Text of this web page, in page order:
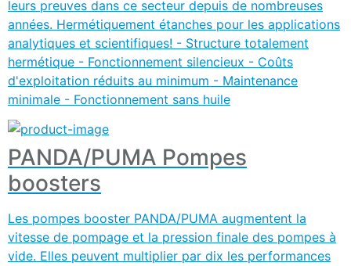
leurs preuves dans ce secteur depuis de nombreuses
années. Hermétiquement étanches pour les applications
analytiques et scientifiques! - Structure totalement
hermétique - Fonctionnement silencieux - Coûts
d'exploitation réduits au minimum - Maintenance
minimale - Fonctionnement sans huile
PANDA/PUMA Pompes
boosters
Les pompes booster PANDA/PUMA augmentent la
vitesse de pompage et la pression finale des pompes à
vide. Elles peuvent multiplier par dix les performances